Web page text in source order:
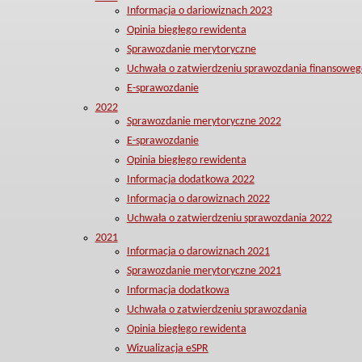
Informacja o dariowiznach 2023
Opinia biegłego rewidenta
Sprawozdanie merytoryczne
Uchwała o zatwierdzeniu sprawozdania
E-sprawozdanie
2022
Sprawozdanie merytoryczne 2022
E-sprawozdanie
Opinia biegłego rewidenta
Informacja dodatkowa 2022
Informacja o darowiznach 2022
Uchwała o zatwierdzeniu sprawozdania 2022
2021
Informacja o darowiznach 2021
Sprawozdanie merytoryczne 2021
Informacja dodatkowa
Uchwała o zatwierdzeniu sprawozdania
Opinia biegłego rewidenta
Wizualizacja eSPR